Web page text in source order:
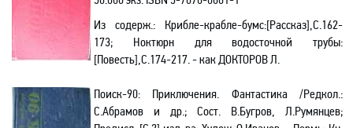
Из содерж.: Крибле-крабле-бумс:[Рассказ],С.162-
173; Ноктюрн для водосточной трубы:
[Повесть],С.174-217. - как ДОКТОРОВ Л.
Поиск-90: Приключения. Фантастика /Редкол.:
С.Абрамов и др.; Сост. В.Бугров, Л.Румянцев;